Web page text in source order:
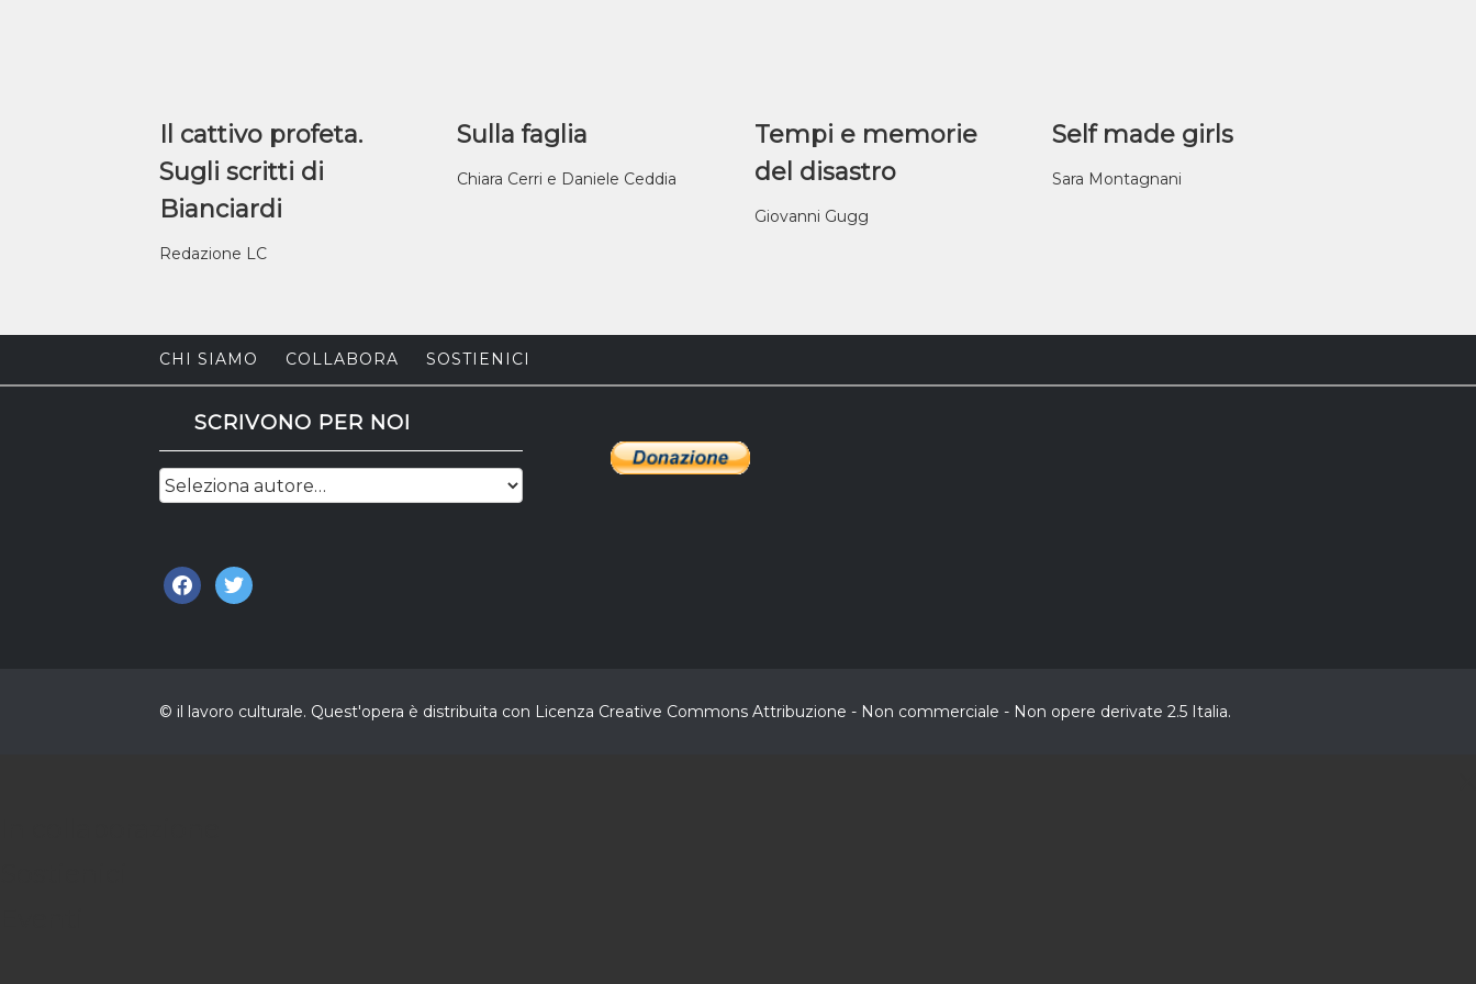
Il cattivo profeta.
Sugli scritti di
Bianciardi
Redazione LC
Sulla faglia
Chiara Cerri e Daniele Ceddia
Tempi e memorie
del disastro
Giovanni Gugg
Self made girls
Sara Montagnani
CHI SIAMO COLLABORA SOSTIENICI
SCRIVONO PER NOI
facebook
twitter
© il lavoro culturale. Quest'opera è distribuita con Licenza Creative Commons Attribuzione - Non commerciale - Non opere derivate 2.5 Italia.